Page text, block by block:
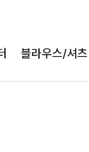
블라우스/셔츠